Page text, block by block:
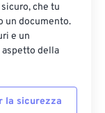
che tu
un documento.
e un
della
la sicurezza